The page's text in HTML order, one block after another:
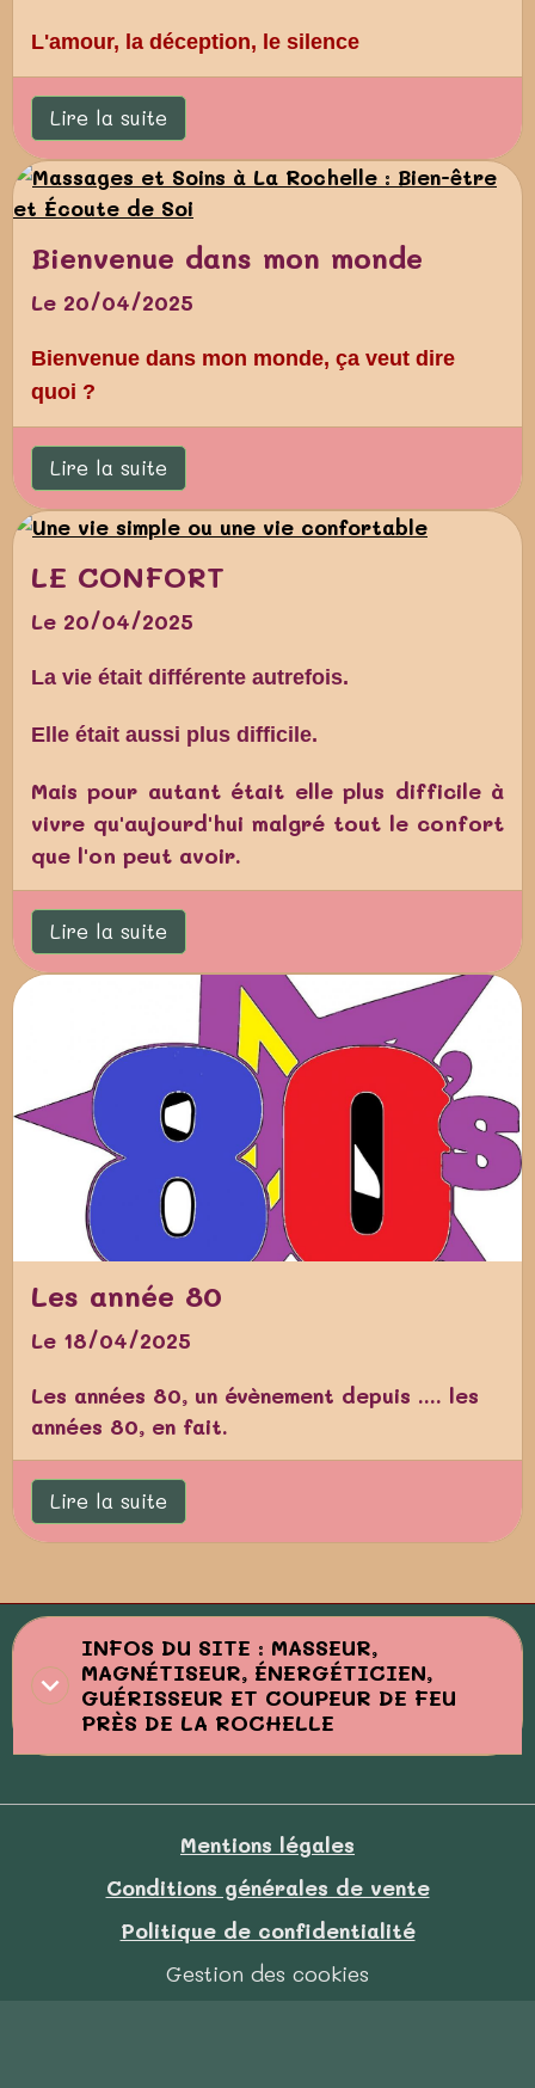
L'amour, la déception, le silence
Lire la suite
Bienvenue dans mon monde
Le 20/04/2025
Bienvenue dans mon monde, ça veut dire
quoi ?
Lire la suite
LE CONFORT
Le 20/04/2025
La vie était différente autrefois.
Elle était aussi plus difficile.
Mais pour autant était elle plus difficile à
vivre qu'aujourd'hui malgré tout le confort
que l'on peut avoir.
Lire la suite
Les année 80
Le 18/04/2025
Les années 80, un évènement depuis .... les
années 80, en fait.
Lire la suite
INFOS DU SITE : MASSEUR,
MAGNÉTISEUR, ÉNERGÉTICIEN,
GUÉRISSEUR ET COUPEUR DE FEU
PRÈS DE LA ROCHELLE
Mentions légales
Conditions générales de vente
Politique de confidentialité
Gestion des cookies